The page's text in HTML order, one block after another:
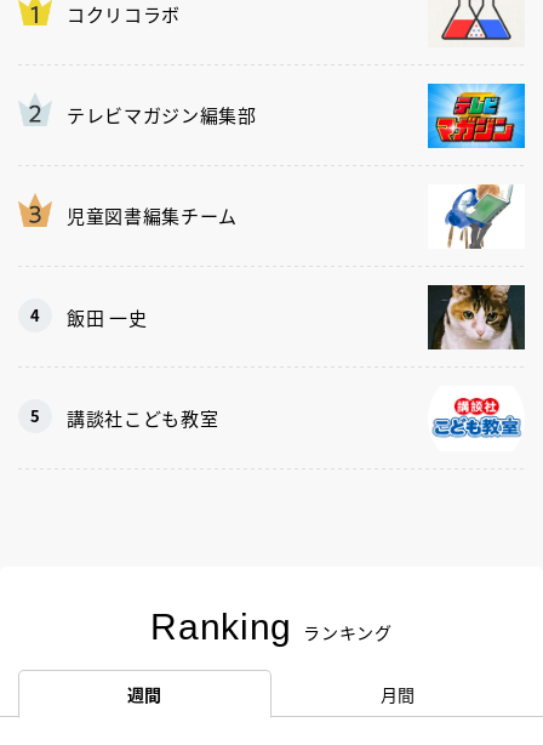
コクリコラボ
テレビマガジン編集部
児童図書編集チーム
飯田 一史
講談社こども教室
Ranking ランキング
週間 月間